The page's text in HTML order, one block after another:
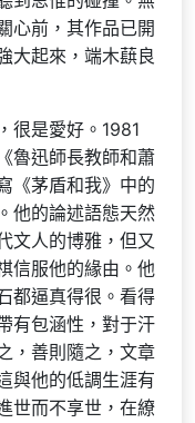
心前，其作品已開
大起來，端木蕻良
很是愛好。1981
魯迅師長教師和蕭
《茅盾和我》中的
他的論述語態天然
文人的博雅，但又
信服他的緣由。他
都逼真得很。看得
有包涵性，對于汗
，善則隨之，文章
與他的低調生涯有
世而不享世，在繚